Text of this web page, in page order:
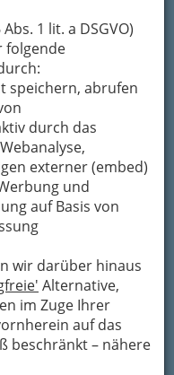
1 lit. a DSGVO)
folgende
speichern, abrufen
durch das
externer (embed)
und
auf Basis von
wir darüber hinaus
Alternative,
im Zuge Ihrer
auf das
beschränkt – nähere